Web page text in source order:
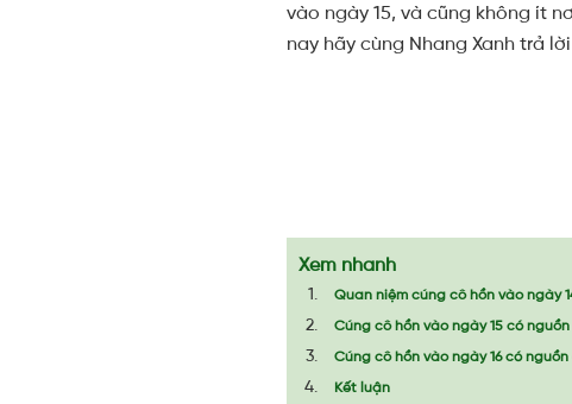
vào ngày 15, và cũng không ít
nay hãy cùng Nhang Xanh trả
Xem nhanh
Quan niệm cúng cô hồn vào ngày
Cúng cô hồn vào ngày 15 có
Cúng cô hồn vào ngày 16 có
Kết luận